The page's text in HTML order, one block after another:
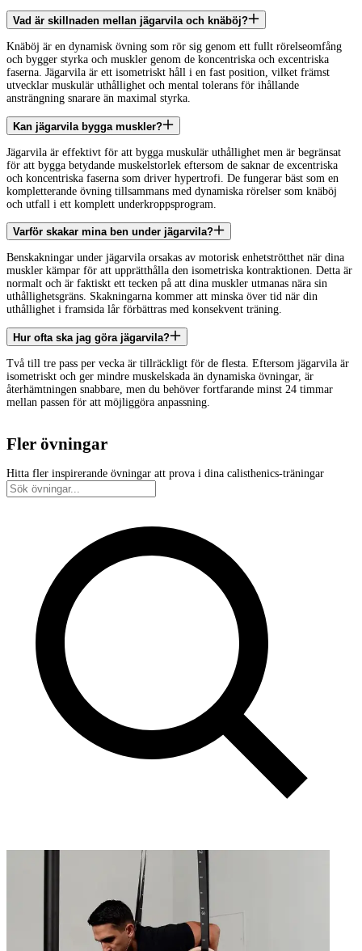
Vad är skillnaden mellan jägarvila och knäböj?
Knäböj är en dynamisk övning som rör sig genom ett fullt rörelseomfång
och bygger styrka och muskler genom de koncentriska och excentriska
faserna. Jägarvila är ett isometriskt håll i en fast position, vilket främst
utvecklar muskulär uthållighet och mental tolerans för ihållande
ansträngning snarare än maximal styrka.
Kan jägarvila bygga muskler?
Jägarvila är effektivt för att bygga muskulär uthållighet men är begränsat
för att bygga betydande muskelstorlek eftersom de saknar de excentriska
och koncentriska faserna som driver hypertrofi. De fungerar bäst som en
kompletterande övning tillsammans med dynamiska rörelser som knäböj
och utfall i ett komplett underkroppsprogram.
Varför skakar mina ben under jägarvila?
Benskakningar under jägarvila orsakas av motorisk enhetströtthet när dina
muskler kämpar för att upprätthålla den isometriska kontraktionen. Detta är
normalt och är faktiskt ett tecken på att dina muskler utmanas nära sin
uthållighetsgräns. Skakningarna kommer att minska över tid när din
uthållighet i framsida lår förbättras med konsekvent träning.
Hur ofta ska jag göra jägarvila?
Två till tre pass per vecka är tillräckligt för de flesta. Eftersom jägarvila är
isometriskt och ger mindre muskelskada än dynamiska övningar, är
återhämtningen snabbare, men du behöver fortfarande minst 24 timmar
mellan passen för att möjliggöra anpassning.
Fler övningar
Hitta fler inspirerande övningar att prova i dina calisthenics-träningar